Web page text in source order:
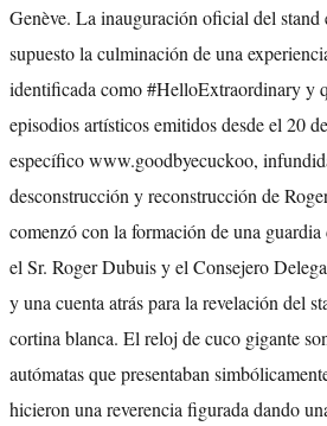
Genève. La inauguración oficial del stand
supuesto la culminación de una
identificada como #HelloExtraordinary y
episodios artísticos emitidos desde el 20
específico www.goodbyecuckoo,
desconstrucción y reconstrucción de
comenzó con la formación de una
el Sr. Roger Dubuis y el Consejero
y una cuenta atrás para la revelación del
cortina blanca. El reloj de cuco gigante
autómatas que presentaban
hicieron una reverencia figurada dando